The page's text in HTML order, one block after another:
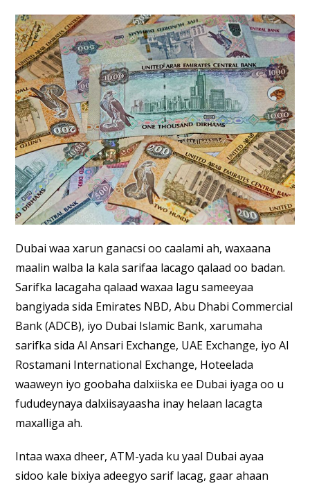
Dubai waa xarun ganacsi oo caalami ah, waxaana
maalin walba la kala sarifaa lacago qalaad oo badan.
Sarifka lacagaha qalaad waxaa lagu sameeyaa
bangiyada sida Emirates NBD, Abu Dhabi Commercial
Bank (ADCB), iyo Dubai Islamic Bank, xarumaha
sarifka sida Al Ansari Exchange, UAE Exchange, iyo Al
Rostamani International Exchange, Hoteelada
waaweyn iyo goobaha dalxiiska ee Dubai iyaga oo u
fududeynaya dalxiisayaasha inay helaan lacagta
maxalliga ah.
Intaa waxa dheer, ATM-yada ku yaal Dubai ayaa
sidoo kale bixiya adeegyo sarif lacag, gaar ahaan